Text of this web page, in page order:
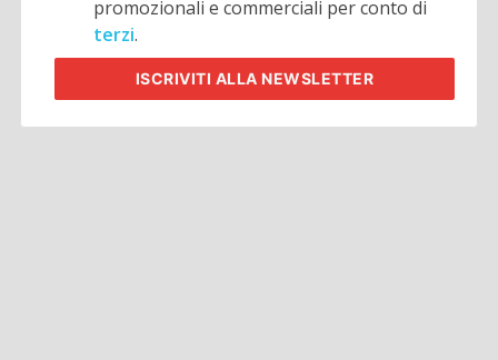
promozionali e commerciali per conto di
terzi.
ISCRIVITI ALLA NEWSLETTER